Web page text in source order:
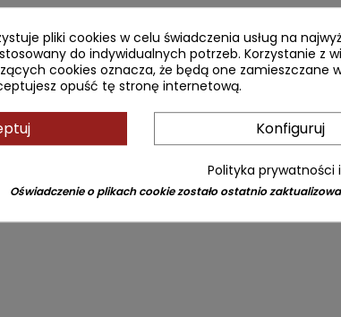
pliki cookies w celu świadczenia usług na
do indywidualnych potrzeb. Korzystanie z
cookies oznacza, że będą one zamieszczane
opuść tę stronę internetową.
Konfiguruj
Polityka prywatności
Oświadczenie o plikach cookie zostało ostatnio